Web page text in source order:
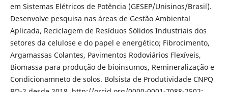
em Sistemas Elétricos de Potência (GESEP/Unisinos/Brasil).
Desenvolve pesquisa nas áreas de Gestão Ambiental
Aplicada, Reciclagem de Resíduos Sólidos Industriais dos
setores da celulose e do papel e energético; Fibrocimento,
Argamassas Colantes, Pavimentos Rodoviários Flexíveis,
Biomassa para produção de bioinsumos, Remineralização e
Condicionamneto de solos. Bolsista de Produtividade CNPQ